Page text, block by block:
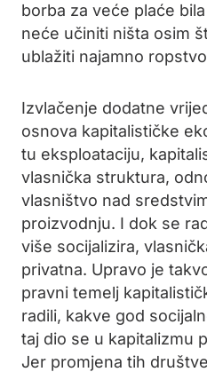
borba za veće plaće
neće učiniti ništa osim
ublažiti najamno
Izvlačenje dodatne
osnova kapitalističke
tu eksploataciju,
vlasnička struktura,
vlasništvo nad
proizvodnju. I dok se
više socijalizira,
privatna. Upravo je
pravni temelj
radili, kakve god
taj dio se u kapitalizmu
Jer promjena tih